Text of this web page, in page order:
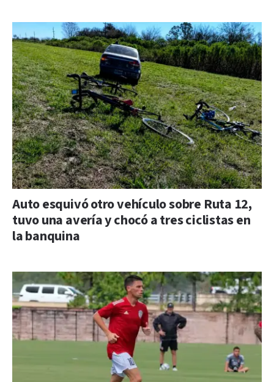
Auto esquivó otro vehículo sobre Ruta 12,
tuvo una avería y chocó a tres ciclistas en
la banquina